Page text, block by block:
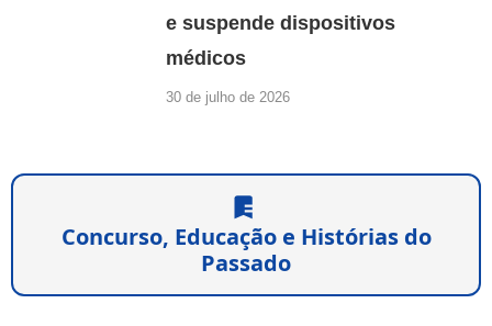
e suspende dispositivos
médicos
30 de julho de 2026
Concurso, Educação e Histórias do
Passado